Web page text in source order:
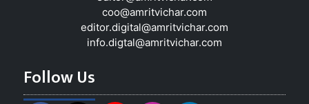
coo@amritvichar.com
editor.digital@amritvichar.com
info.digtal@amritvichar.com
Follow Us